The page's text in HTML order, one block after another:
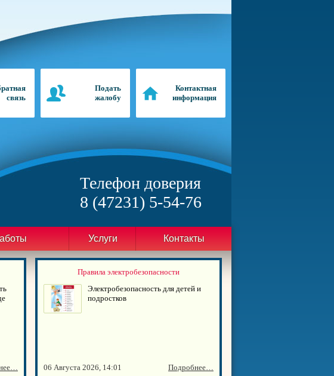
связь
Подать
жалобу
Контактная
информация
Телефон доверия
8 (47231) 5-54-76
Услуги Контакты
Правила электробезопасности
Электробезопасность для детей и
подростков
06 Августа 2026, 14:01 Подробнее…